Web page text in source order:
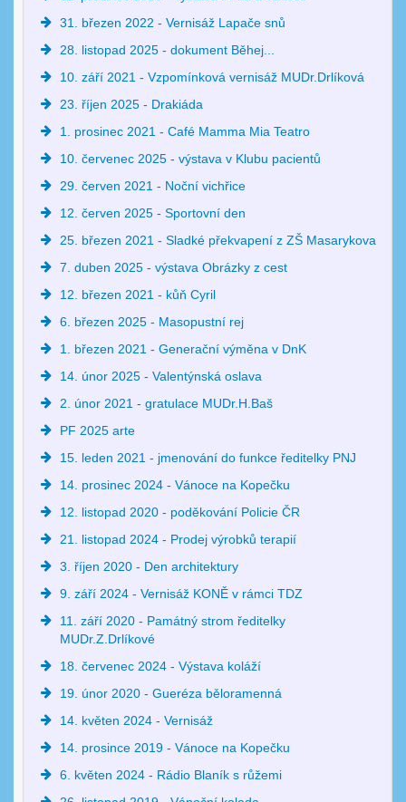
31. březen 2022 - Vernisáž Lapače snů
28. listopad 2025 - dokument Běhej...
10. září 2021 - Vzpomínková vernisáž MUDr.Drlíková
23. říjen 2025 - Drakiáda
1. prosinec 2021 - Café Mamma Mia Teatro
10. červenec 2025 - výstava v Klubu pacientů
29. červen 2021 - Noční vichřice
12. červen 2025 - Sportovní den
25. březen 2021 - Sladké překvapení z ZŠ Masarykova
7. duben 2025 - výstava Obrázky z cest
12. březen 2021 - kůň Cyril
6. březen 2025 - Masopustní rej
1. březen 2021 - Generační výměna v DnK
14. únor 2025 - Valentýnská oslava
2. únor 2021 - gratulace MUDr.H.Baš
PF 2025 arte
15. leden 2021 - jmenování do funkce ředitelky PNJ
14. prosinec 2024 - Vánoce na Kopečku
12. listopad 2020 - poděkování Policie ČR
21. listopad 2024 - Prodej výrobků terapií
3. říjen 2020 - Den architektury
9. září 2024 - Vernisáž KONĚ v rámci TDZ
11. září 2020 - Památný strom ředitelky
MUDr.Z.Drlíkové
18. červenec 2024 - Výstava koláží
19. únor 2020 - Gueréza běloramenná
14. květen 2024 - Vernisáž
14. prosince 2019 - Vánoce na Kopečku
6. květen 2024 - Rádio Blaník s růžemi